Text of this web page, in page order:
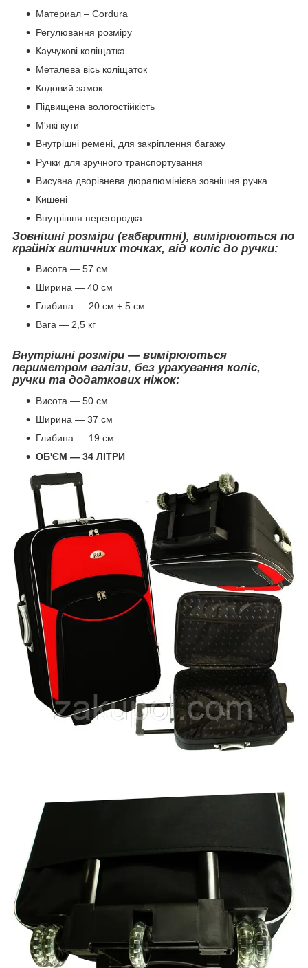
Материал – Cordura
Регулювання розміру
Каучукові коліщатка
Металева вісь коліщаток
Кодовий замок
Підвищена вологостійкість
М'які кути
Внутрішні ремені, для закріплення багажу
Ручки для зручного транспортування
Висувна дворівнева дюралюмінієва зовнішня ручка
Кишені
Внутрішня перегородка
Зовнішні розміри (габаритні), вимірюються по
крайніх витичних точках, від коліс до ручки:
Висота — 57 см
Ширина — 40 см
Глибина — 20 см + 5 см
Вага — 2,5 кг
Внутрішні розміри — вимірюються
периметром валізи, без урахування коліс,
ручки та додаткових ніжок:
Висота — 50 см
Ширина — 37 см
Глибина — 19 см
ОБ'ЄМ — 34 ЛІТРИ